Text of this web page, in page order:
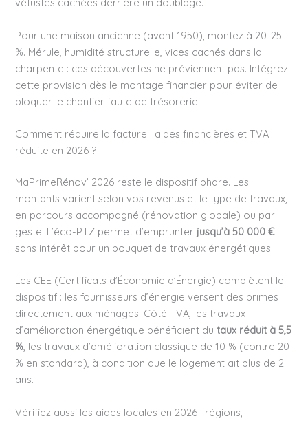
Pour une maison ancienne (avant 1950), montez à 20-25
%. Mérule, humidité structurelle, vices cachés dans la
charpente : ces découvertes ne préviennent pas. Intégrez
cette provision dès le montage financier pour éviter de
bloquer le chantier faute de trésorerie.
Comment réduire la facture : aides financières et TVA
réduite en 2026 ?
MaPrimeRénov’ 2026 reste le dispositif phare. Les
montants varient selon vos revenus et le type de travaux,
en parcours accompagné (rénovation globale) ou par
geste. L’éco-PTZ permet d’emprunter jusqu’à 50 000 €
sans intérêt pour un bouquet de travaux énergétiques.
Les CEE (Certificats d’Économie d’Énergie) complètent le
dispositif : les fournisseurs d’énergie versent des primes
directement aux ménages. Côté TVA, les travaux
d’amélioration énergétique bénéficient dutaux réduit à 5,5
%, les travaux d’amélioration classique de 10 % (contre 20
% en standard), à condition que le logement ait plus de 2
ans.
Vérifiez aussi les aides locales en 2026 : régions,